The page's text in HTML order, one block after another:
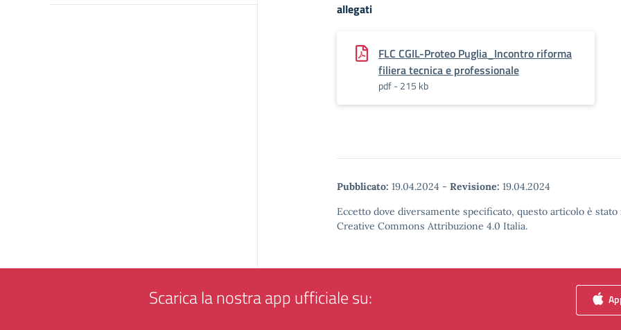
allegati
FLC CGIL-Proteo Puglia_Incontro riforma
filiera tecnica e professionale
pdf - 215 kb
Pubblicato: 19.04.2024 - Revisione: 19.04.2024
Eccetto dove diversamente specificato, questo articolo è
Creative Commons Attribuzione 4.0 Italia.
Scarica la nostra app ufficiale su: